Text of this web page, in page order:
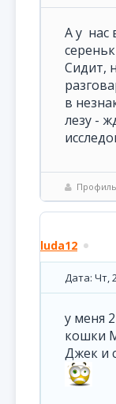
А у нас
Сидит,
в
лезу -
Профиль
luda12
Дата: Чт,
у меня
кошки
Джек и